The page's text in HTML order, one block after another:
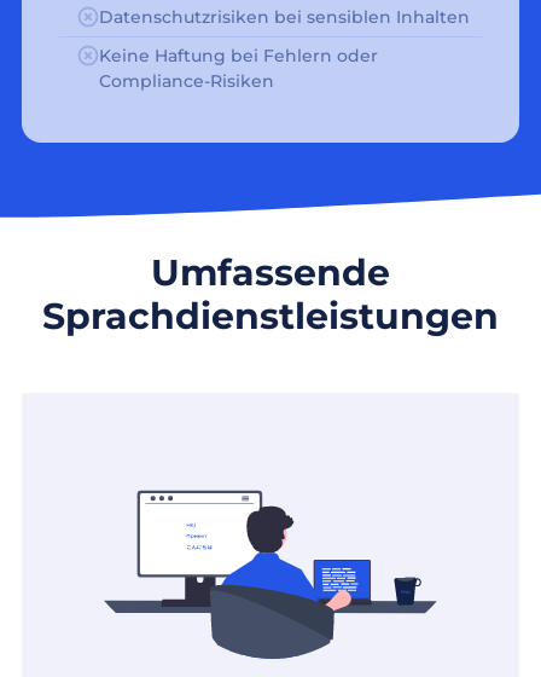
Datenschutzrisiken bei sensiblen Inhalten
Keine Haftung bei Fehlern oder
Compliance-Risiken
Umfassende
Sprachdienstleistungen